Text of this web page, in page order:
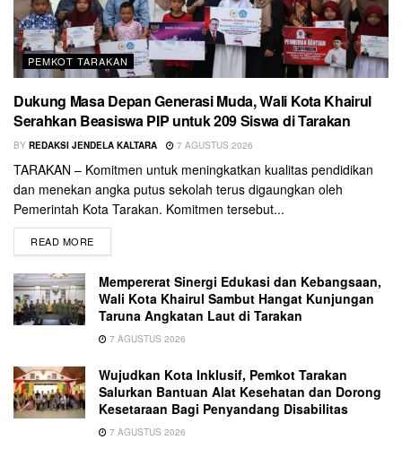
PEMKOT TARAKAN
Dukung Masa Depan Generasi Muda, Wali Kota Khairul
Serahkan Beasiswa PIP untuk 209 Siswa di Tarakan
BY REDAKSI JENDELA KALTARA 7 AGUSTUS 2026
TARAKAN – Komitmen untuk meningkatkan kualitas pendidikan
dan menekan angka putus sekolah terus digaungkan oleh
Pemerintah Kota Tarakan. Komitmen tersebut...
READ MORE
Mempererat Sinergi Edukasi dan Kebangsaan,
Wali Kota Khairul Sambut Hangat Kunjungan
Taruna Angkatan Laut di Tarakan
7 AGUSTUS 2026
Wujudkan Kota Inklusif, Pemkot Tarakan
Salurkan Bantuan Alat Kesehatan dan Dorong
Kesetaraan Bagi Penyandang Disabilitas
7 AGUSTUS 2026